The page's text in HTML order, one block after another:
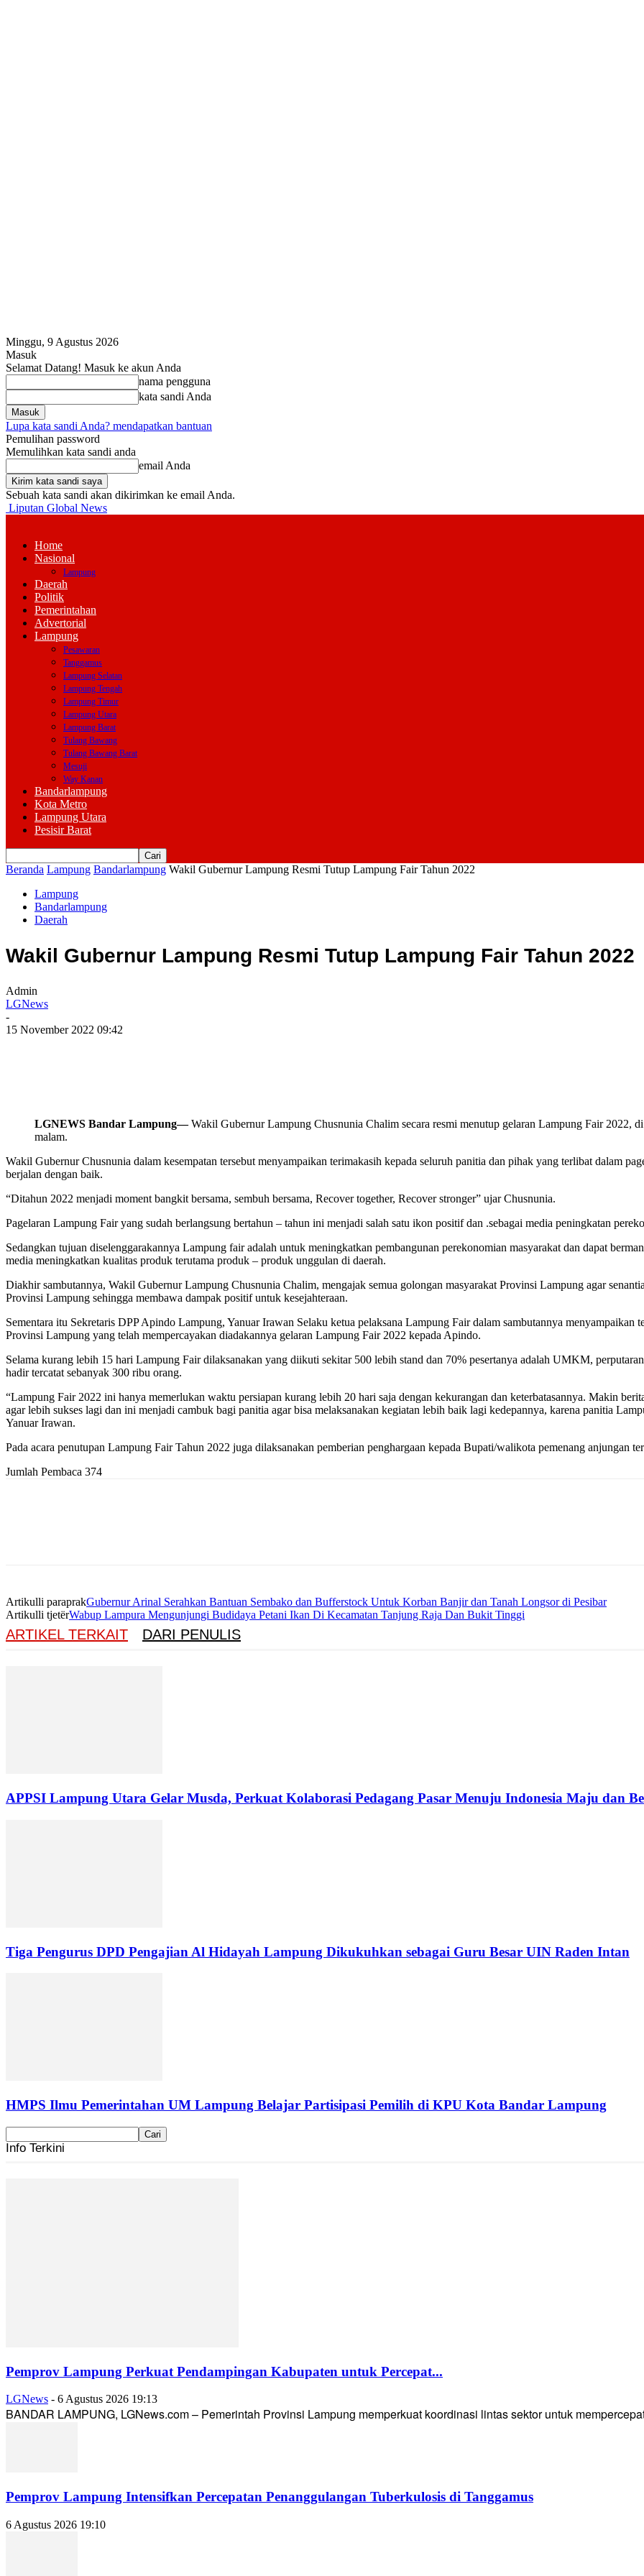
Minggu, 9 Agustus 2026
Masuk
Selamat Datang! Masuk ke akun Anda
nama pengguna
kata sandi Anda
Lupa kata sandi Anda? mendapatkan bantuan
Pemulihan password
Memulihkan kata sandi anda
email Anda
Sebuah kata sandi akan dikirimkan ke email Anda.
Liputan Global News
Home
Nasional
Lampung
Daerah
Politik
Pemerintahan
Advertorial
Lampung
Pesawaran
Tanggamus
Lampung Selatan
Lampung Tengah
Lampung Timur
Lampung Utara
Lampung Barat
Tulang Bawang
Tulang Bawang Barat
Mesuji
Way Kanan
Bandarlampung
Kota Metro
Lampung Utara
Pesisir Barat
Beranda Lampung Bandarlampung Wakil Gubernur Lampung Resmi Tutup Lampung Fair Tahun 2022
Lampung
Bandarlampung
Daerah
Wakil Gubernur Lampung Resmi Tutup Lampung Fair Tahun 2022
Admin
LGNews
-
15 November 2022 09:42
LGNEWS Bandar Lampung—Wakil Gubernur Lampung Chusnunia Chalim secara resmi menutup gelaran Lampung Fair 2022,
malam.
Wakil Gubernur Chusnunia dalam kesempatan tersebut menyampaikan terimakasih kepada seluruh panitia dan pihak yang terlibat dalam
berjalan dengan baik.
“Ditahun 2022 menjadi moment bangkit bersama, sembuh bersama, Recover together, Recover stronger” ujar Chusnunia.
Pagelaran Lampung Fair yang sudah berlangsung bertahun – tahun ini menjadi salah satu ikon positif dan .sebagai media peningkatan
Sedangkan tujuan diselenggarakannya Lampung fair adalah untuk meningkatkan pembangunan perekonomian masyarakat dan dapat
media meningkatkan kualitas produk terutama produk – produk unggulan di daerah.
Diakhir sambutannya, Wakil Gubernur Lampung Chusnunia Chalim, mengajak semua golongan masyarakat Provinsi Lampung agar
Provinsi Lampung sehingga membawa dampak positif untuk kesejahteraan.
Sementara itu Sekretaris DPP Apindo Lampung, Yanuar Irawan Selaku ketua pelaksana Lampung Fair dalam sambutannya
Provinsi Lampung yang telah mempercayakan diadakannya gelaran Lampung Fair 2022 kepada Apindo.
Selama kurang lebih 15 hari Lampung Fair dilaksanakan yang diikuti sekitar 500 lebih stand dan 70% pesertanya adalah UMKM,
hadir tercatat sebanyak 300 ribu orang.
“Lampung Fair 2022 ini hanya memerlukan waktu persiapan kurang lebih 20 hari saja dengan kekurangan dan keterbatasannya. Makin
agar lebih sukses lagi dan ini menjadi cambuk bagi panitia agar bisa melaksanakan kegiatan lebih baik lagi kedepannya, karena panitia
Yanuar Irawan.
Pada acara penutupan Lampung Fair Tahun 2022 juga dilaksanakan pemberian penghargaan kepada Bupati/walikota pemenang anjungan
Jumlah Pembaca 374
Artikulli paraprakGubernur Arinal Serahkan Bantuan Sembako dan Bufferstock Untuk Korban Banjir dan Tanah Longsor di Pesibar
Artikulli tjetërWabup Lampura Mengunjungi Budidaya Petani Ikan Di Kecamatan Tanjung Raja Dan Bukit Tinggi
ARTIKEL TERKAIT DARI PENULIS
APPSI Lampung Utara Gelar Musda, Perkuat Kolaborasi Pedagang Pasar Menuju Indonesia Maju dan
Tiga Pengurus DPD Pengajian Al Hidayah Lampung Dikukuhkan sebagai Guru Besar UIN Raden Intan
HMPS Ilmu Pemerintahan UM Lampung Belajar Partisipasi Pemilih di KPU Kota Bandar Lampung
Info Terkini
Pemprov Lampung Perkuat Pendampingan Kabupaten untuk Percepat...
LGNews - 6 Agustus 2026 19:13
BANDAR LAMPUNG, LGNews.com – Pemerintah Provinsi Lampung memperkuat koordinasi lintas sektor untuk
Pemprov Lampung Intensifkan Percepatan Penanggulangan Tuberkulosis di Tanggamus
6 Agustus 2026 19:10